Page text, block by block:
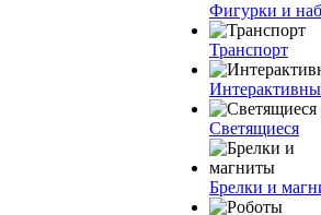
Фигурки и
Транспорт
Светящиеся
Брелки и